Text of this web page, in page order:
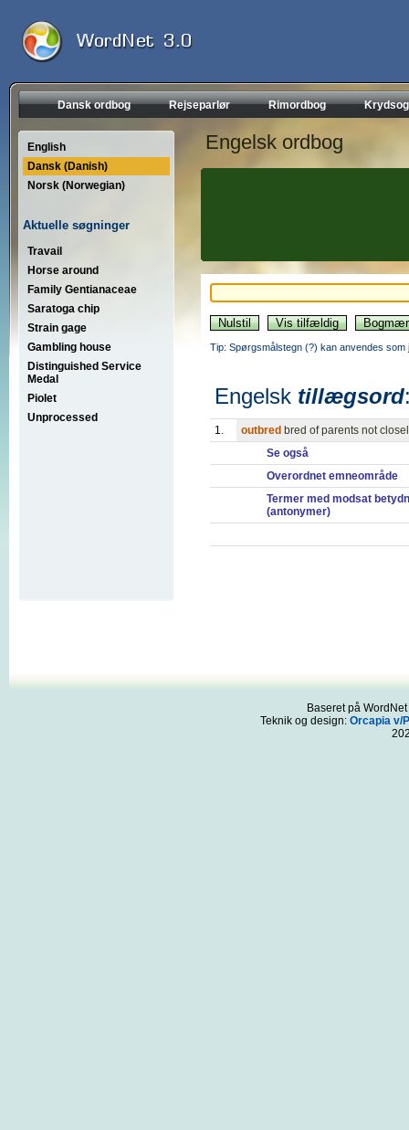
Dansk ordbog Rejseparlør Rimordbog
English
Dansk (Danish)
Norsk (Norwegian)
Aktuelle søgninger
Travail
Horse around
Family Gentianaceae
Saratoga chip
Strain gage
Gambling house
Distinguished Service
Medal
Piolet
Unprocessed
Engelsk ordbog
Tip: Spørgsmålstegn (?) kan anvendes
Engelsk tillægsord
1. outbred bred of parents not
Se også
Overordnet emneområde
Termer med modsat
(antonymer)
Baseret på
Teknik og design: Orcapia v/